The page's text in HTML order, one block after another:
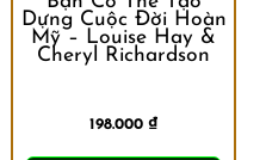
Dựng Cuộc Đời Hoàn
Mỹ – Louise Hay &
Cheryl Richardson
198.000 ₫